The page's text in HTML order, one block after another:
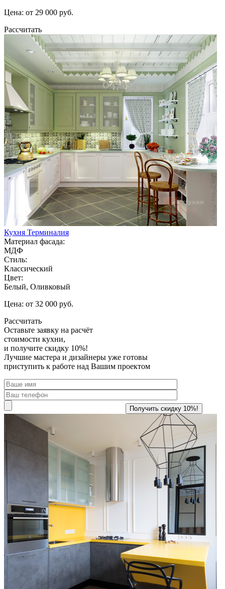
Цена: от 29 000 руб.
Рассчитать
Кухня Терминалия
Материал фасада:
МДФ
Стиль:
Классический
Цвет:
Белый, Оливковый
Цена: от 32 000 руб.
Рассчитать
Оставьте заявку на расчёт
стоимости кухни,
и получите скидку 10%!
Лучшие мастера и дизайнеры уже готовы
приступить к работе над Вашим проектом